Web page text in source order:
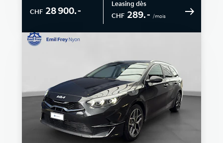
CHF 28 900.–
Leasing dès
CHF 289.– /mois